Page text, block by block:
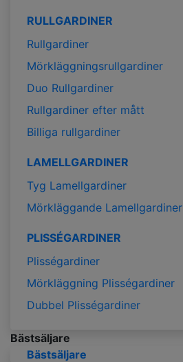
RULLGARDINER
Rullgardiner
Mörkläggningsrullgardiner
Duo Rullgardiner
Rullgardiner efter mått
Billiga rullgardiner
LAMELLGARDINER
Tyg Lamellgardiner
Mörkläggande Lamellgardiner
PLISSÉGARDINER
Plisségardiner
Mörkläggning Plisségardiner
Dubbel Plisségardiner
Bästsäljare
Bästsäljare